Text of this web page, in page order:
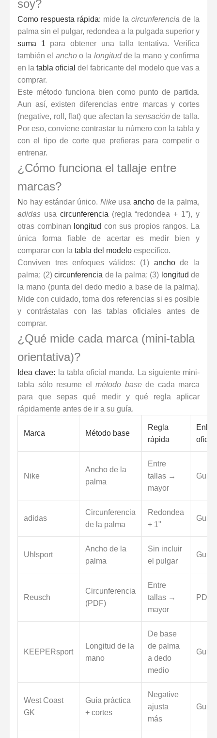
soy?
Como respuesta rápida: mide la circunferencia de la
palma sin el pulgar, redondea a la pulgada superior y
suma 1 para obtener una talla tentativa. Verifica
también el anchoo la longitudde la mano y confirma
en la tabla oficial del fabricante del modelo que vas a
comprar.
Este método funciona bien como punto de partida.
Aun así, existen diferencias entre marcas y cortes
(negative, roll, flat) que afectan la sensación de talla.
Por eso, conviene contrastar tu número con la tabla y
con el tipo de corte que prefieras para competir o
entrenar.
¿Cómo funciona el tallaje entre
marcas?
No hay estándar único. Nikeusaancho de la palma,
adidas usa circunferencia (regla “redondea + 1”), y
otras combinan longitud con sus propios rangos. La
única forma fiable de acertar es medir bien y
comparar con la tabla del modelo específico.
Conviven tres enfoques válidos: (1) anchode la
palma; (2) circunferencia de la palma; (3) longitud de
la mano (punta del dedo medio a base de la palma).
Mide con cuidado, toma dos referencias si es posible
y contrástalas con las tablas oficiales antes de
comprar.
¿Qué mide cada marca (mini-tabla
orientativa)?
Idea clave: la tabla oficial manda. La siguiente mini-
tabla sólo resume el método basede cada marca
para que sepas qué medir y qué regla aplicar
rápidamente antes de ir a su guía.
Marca Método base
Regla
rápida
oficial
Nike
Ancho de la
palma
Entre
tallas →
mayor
Guía
adidas
Circunferencia
de la palma
Redondea
+ 1"
Guía
Uhlsport
Ancho de la
palma
Sin incluir
el pulgar
Guía
Reusch
Circunferencia
(PDF)
Entre
tallas →
mayor
PDF
KEEPERsport
Longitud de la
mano
De base
de palma
a dedo
medio
Guía
West Coast
GK
Guía práctica
+ cortes
Negative
ajusta
más
Guía